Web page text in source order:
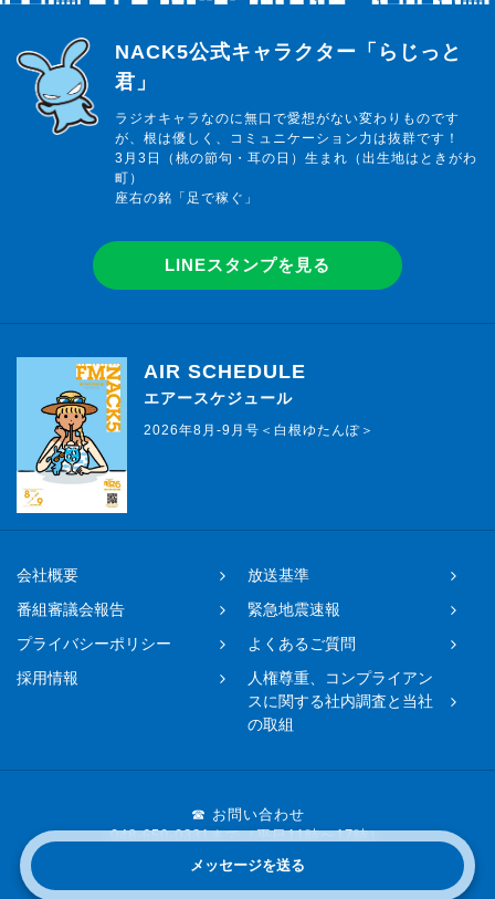
メッセージを送る
らじっと君
NACK5公式キャラクター「らじっと
君」
ラジオキャラなのに無口で愛想がない変わりものです
が、根は優しく、コミュニケーション力は抜群です！
3月3日（桃の節句・耳の日）生まれ（出生地はときがわ
町）
座右の銘「足で稼ぐ」
LINEスタンプを見る
AIR SCHEDULE
エアースケジュール
2026年8月-9月号＜白根ゆたんぽ＞
会社概要
放送基準
番組審議会報告
緊急地震速報
プライバシーポリシー
よくあるご質問
採用情報
人権尊重、コンプライアン
スに関する社内調査と当社
の取組
☎ お問い合わせ
048-650-0331まで（平日11時〜17時）
Copyright © 2019 FM NACK5 All rights reserved.